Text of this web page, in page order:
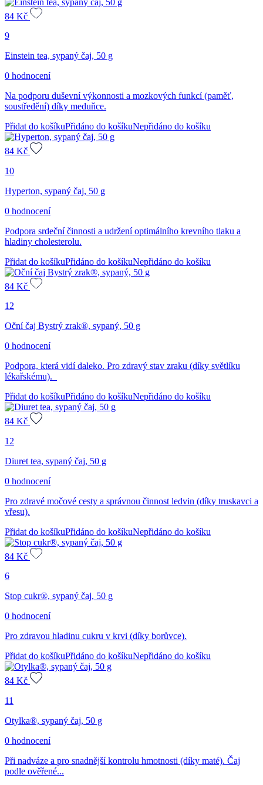
84 Kč
9
Einstein tea, sypaný čaj, 50 g
0 hodnocení
Na podporu duševní výkonnosti a mozkových funkcí (paměť,
soustředění) díky meduňce.
Přidat do košíkuPřidáno do košíkuNepřidáno do košíku
84 Kč
10
Hyperton, sypaný čaj, 50 g
0 hodnocení
Podpora srdeční činnosti a udržení optimálního krevního tlaku a
hladiny cholesterolu.
Přidat do košíkuPřidáno do košíkuNepřidáno do košíku
84 Kč
12
Oční čaj Bystrý zrak®, sypaný, 50 g
0 hodnocení
Podpora, která vidí daleko. Pro zdravý stav zraku (díky světlíku
lékařskému).
Přidat do košíkuPřidáno do košíkuNepřidáno do košíku
84 Kč
12
Diuret tea, sypaný čaj, 50 g
0 hodnocení
Pro zdravé močové cesty a správnou činnost ledvin (díky truskavci a
vřesu).
Přidat do košíkuPřidáno do košíkuNepřidáno do košíku
84 Kč
6
Stop cukr®, sypaný čaj, 50 g
0 hodnocení
Pro zdravou hladinu cukru v krvi (díky borůvce).
Přidat do košíkuPřidáno do košíkuNepřidáno do košíku
84 Kč
11
Otylka®, sypaný čaj, 50 g
0 hodnocení
Při nadváze a pro snadnější kontrolu hmotnosti (díky maté). Čaj
podle ověřené...